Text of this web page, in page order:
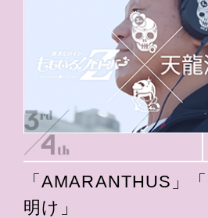
「AMARANTHUS」
明け」